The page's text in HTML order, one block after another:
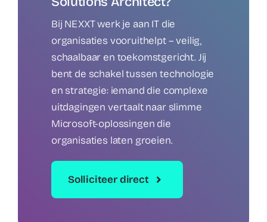
Bij NEXXT werk je aan IT die
organisaties vooruithelpt – veilig,
schaalbaar en toekomstgericht. Jij
bent de schakel tussen technologie
en strategie: iemand die complexe
uitdagingen vertaalt naar slimme
Microsoft-oplossingen die
organisaties laten groeien.
Solliciteer direct